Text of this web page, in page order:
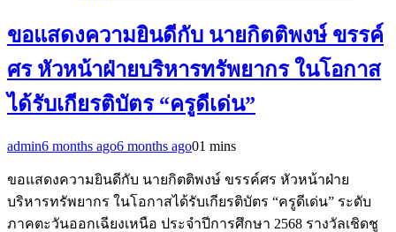
ขอแสดงความยินดีกับ นายกิตติพงษ์ ขรรค์
ศร หัวหน้าฝ่ายบริหารทรัพยากร ในโอกาส
ได้รับเกียรติบัตร “ครูดีเด่น”
admin6 months ago6 months ago01 mins
ขอแสดงความยินดีกับ นายกิตติพงษ์ ขรรค์ศร หัวหน้าฝ่าย
บริหารทรัพยากร ในโอกาสได้รับเกียรติบัตร “ครูดีเด่น” ระดับ
ภาคตะวันออกเฉียงเหนือ ประจำปีการศึกษา 2568 รางวัลเชิดชู